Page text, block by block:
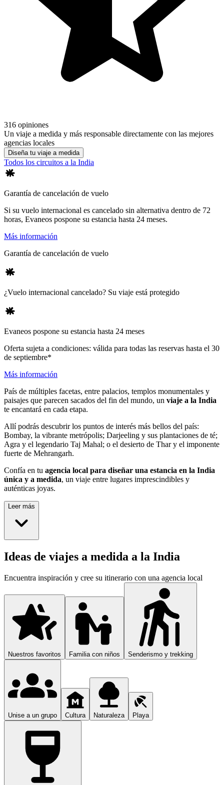
316 opiniones
Un viaje a medida y más responsable directamente con las mejores
agencias locales
Diseña tu viaje a medida
Todos los circuitos a la India
Garantía de cancelación de vuelo
Si su vuelo internacional es cancelado sin alternativa dentro de 72
horas, Evaneos pospone su estancia hasta 24 meses.
Más información
Garantía de cancelación de vuelo
¿Vuelo internacional cancelado? Su viaje está protegido
Evaneos pospone su estancia hasta 24 meses
Oferta sujeta a condiciones: válida para todas las reservas hasta el 30
de septiembre*
Más información
País de múltiples facetas, entre palacios, templos monumentales y
paisajes que parecen sacados del fin del mundo, un viaje a la India
te encantará en cada etapa.
Allí podrás descubrir los puntos de interés más bellos del país:
Bombay, la vibrante metrópolis; Darjeeling y sus plantaciones de té;
Agra y el legendario Taj Mahal; o el desierto de Thar y el imponente
fuerte de Mehrangarh.
Confía en tu agencia local para diseñar una estancia en la India
única y a medida, un viaje entre lugares imprescindibles y
auténticas joyas.
Leer más
Ideas de viajes a medida a la India
Encuentra inspiración y cree su itinerario con una agencia local
Nuestros favoritos Familia con niños Senderismo y trekking
Unise a un grupo Cultura Naturaleza Playa